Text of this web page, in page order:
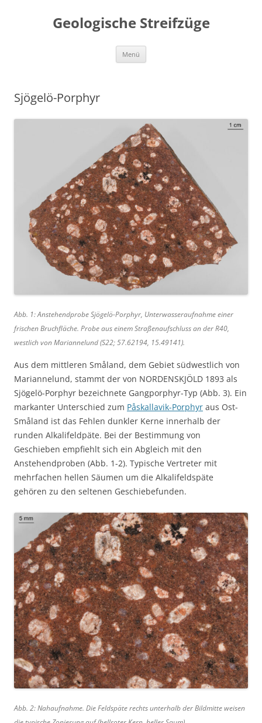
Geologische Streifzüge
Menü
Sjögelö-Porphyr
Abb. 1: Anstehendprobe Sjögelö-Porphyr, Unterwasseraufnahme einer
frischen Bruchfläche. Probe aus einem Straßenaufschluss an der R40,
westlich von Mariannelund (S22; 57.62194, 15.49141).
Aus dem mittleren Småland, dem Gebiet südwestlich von
Mariannelund, stammt der von NORDENSKJÖLD 1893 als
Sjögelö-Porphyr bezeichnete Gangporphyr-Typ (Abb. 3). Ein
markanter Unterschied zum Påskallavik-Porphyr aus Ost-
Småland ist das Fehlen dunkler Kerne innerhalb der
runden Alkalifeldpäte. Bei der Bestimmung von
Geschieben empfiehlt sich ein Abgleich mit den
Anstehendproben (Abb. 1-2). Typische Vertreter mit
mehrfachen hellen Säumen um die Alkalifeldspäte
gehören zu den seltenen Geschiebefunden.
Abb. 2: Nahaufnahme. Die Feldspäte rechts unterhalb der Bildmitte weisen